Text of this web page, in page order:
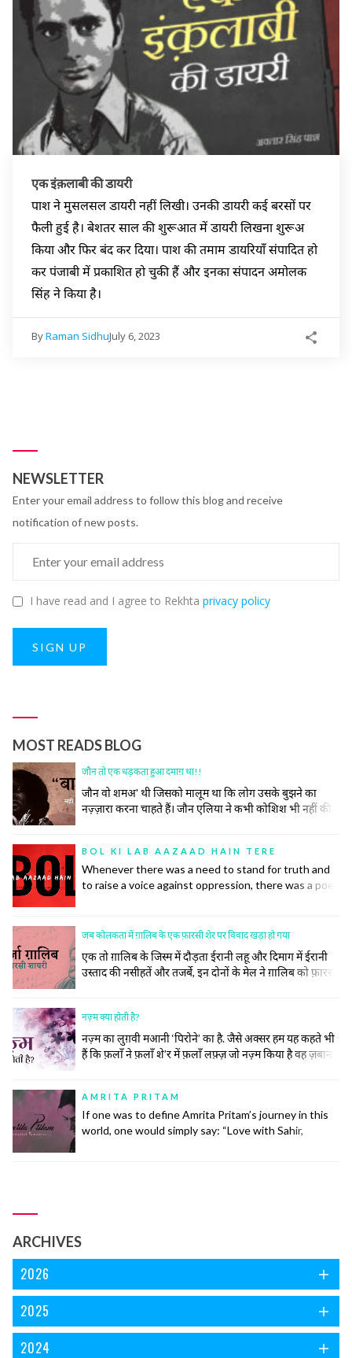
एक इंक़लाबी की डायरी
पाश ने मुसलसल डायरी नहीं लिखी। उनकी डायरी कई बरसों पर
फैली हुई है। बेशतर साल की शुरूआत में डायरी लिखना शुरूअ
किया और फिर बंद कर दिया। पाश की तमाम डायरियाँ संपादित हो
कर पंजाबी में प्रकाशित हो चुकी हैं और इनका संपादन अमोलक
सिंह ने किया है।
ByRaman SidhuJuly 6, 2023
NEWSLETTER
Enter your email address to follow this blog and receive
notification of new posts.
I have read and I agree to Rekhta privacy policy
SIGN UP
MOST READS BLOG
जौन तो एक धड़कता हुआ दमाग़ था!!
जौन वो शमअ' थी जिसको मालूम था कि लोग उसके बुझने का
नज़्ज़ारा करना चाहते हैं। जौन एलिया ने कभी कोशिश भी नहीं की
महफ़िल रो दिया।
BOL KI LAB AAZAAD HAIN TERE
Whenever there was a need to stand for truth and
to raise a voice against oppression, there was a poet
did not, however, come easily to the poets.
जब कोलकता में ग़ालिब के एक फ़ारसी शेर पर विवाद खड़ा हो गया
एक तो ग़ालिब के जिस्म में दौड़ता ईरानी लहू और दिमाग में ईरानी
उस्ताद की नसीहतें और तजर्बे, इन दोनों के मेल ने ग़ालिब को फ़ारसी
समझने का अंदाज तक ख़ालिस ईरानी हो गया।
नज़्म क्या होती है?
नज़्म का लुग़वी मआनी ‘पिरोने’ का है. जैसे अक्सर हम यह कहते भी
हैं कि फ़लाँ ने फ़लाँ शे’र में फ़लाँ लफ़्ज़ जो नज़्म किया है वह ज़बान
बेश्तर तीन... continue reading
AMRITA PRITAM
If one was to define Amrita Pritam’s journey in this
world, one would simply say: “Love with Sahir,
ARCHIVES
2026
2025
2024